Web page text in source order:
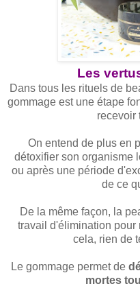
Les
Dans tous les rituels de
gommage est une étape
recevoir
On entend de plus en
détoxifier son organisme
ou après une période
de ce
De la même façon, la
travail d'élimination pour
cela, rien de
Le gommage permet de
mortes